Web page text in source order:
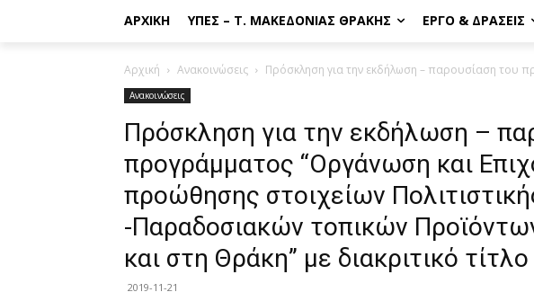
ΑΡΧΙΚΉ ΥΠΕΣ – Τ. ΜΑΚΕΔΟΝΊΑΣ ΘΡΆΚΗΣ ΈΡΓΟ & ΔΡΆΣΕΙΣ
Αρχική Ανακοινώσεις Πρόσκληση για την εκδήλωση – παρουσίαση του
Ανακοινώσεις
Πρόσκληση για την εκδήλωση –
προγράμματος “Οργάνωση και
προώθησης στοιχείων
-Παραδοσιακών τοπικών
και στη Θράκη” με διακριτικό
2019-11-21